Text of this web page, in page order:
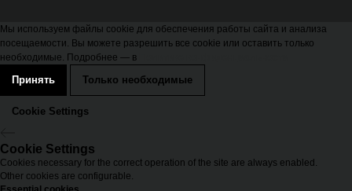
Мы используем файлы cookie для обеспечения работы сайта и анализа
посещаемости. Вы можете разрешить все cookie или оставить только
необходимые. Подробнее — в
Принять Только необходимые
Cookie Settings
Cookie Settings
Cookies necessary for the correct operation of the site are always enabled.
Other cookies are configurable.